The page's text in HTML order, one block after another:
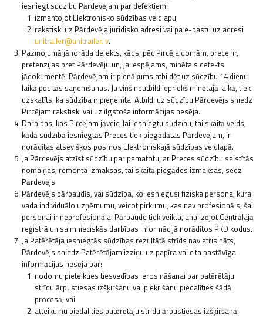
iesniegt sūdzību Pārdevējam par defektiem:
izmantojot Elektronisko sūdzības veidlapu;
rakstiski uz Pārdevēja juridisko adresi vai pa e-pastu uz adresi
unitrailer@unitrailer.lv.
Paziņojumā jānorāda defekts, kāds, pēc Pircēja domām, precei ir,
pretenzijas pret Pārdevēju un, ja iespējams, minētais defekts
jādokumentē. Pārdevējam ir pienākums atbildēt uz sūdzību 14 dienu
laikā pēc tās saņemšanas. Ja viņš neatbild iepriekš minētajā laikā, tiek
uzskatīts, ka sūdzība ir pieņemta. Atbildi uz sūdzību Pārdevējs sniedz
Pircējam rakstiski vai uz ilgstoša informācijas nesēja.
Darbības, kas Pircējam jāveic, lai iesniegtu sūdzību, tai skaitā veids,
kādā sūdzībā iesniegtās Preces tiek piegādātas Pārdevējam, ir
norādītas atsevišķos posmos Elektroniskajā sūdzības veidlapā.
Ja Pārdevējs atzīst sūdzību par pamatotu, ar Preces sūdzību saistītās
nomaiņas, remonta izmaksas, tai skaitā piegādes izmaksas, sedz
Pārdevējs.
Pārdevējs pārbaudīs, vai sūdzība, ko iesniegusi fiziska persona, kura
vada individuālo uzņēmumu, veicot pirkumu, kas nav profesionāls, šai
personai ir neprofesionāla. Pārbaude tiek veikta, analizējot Centrālajā
reģistrā un saimnieciskās darbības informācijā norādītos PKD kodus.
Ja Patērētāja iesniegtās sūdzības rezultātā strīds nav atrisināts,
Pārdevējs sniedz Patērētājam izziņu uz papīra vai cita pastāvīga
informācijas nesēja par:
nodomu pieteikties tiesvedības ierosināšanai par patērētāju
strīdu ārpustiesas izšķiršanu vai piekrišanu piedalīties šādā
procesā; vai
atteikumu piedalīties patērētāju strīdu ārpustiesas izšķiršanā.